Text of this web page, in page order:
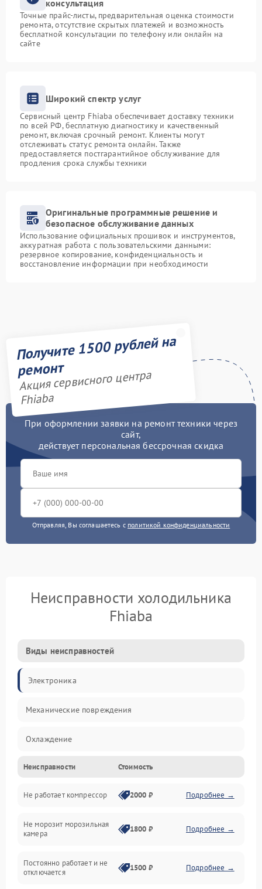
консультация
Точные прайс-листы, предварительная оценка стоимости
ремонта, отсутствие скрытых платежей и возможность
бесплатной консультации по телефону или онлайн на
сайте
Широкий спектр услуг
Сервисный центр Fhiaba обеспечивает доставку техники
по всей РФ, бесплатную диагностику и качественный
ремонт, включая срочный ремонт. Клиенты могут
отслеживать статус ремонта онлайн. Также
предоставляется постгарантийное обслуживание для
продления срока службы техники
Оригинальные программные решение и
безопасное обслуживание данных
Использование официальных прошивок и инструментов,
аккуратная работа с пользовательскими данными:
резервное копирование, конфиденциальность и
восстановление информации при необходимости
Получите 1500 рублей на
ремонт
Акция сервисного центра
Fhiaba
При оформлении заявки на ремонт техники через
сайт,
действует персональная бессрочная скидка
Отправляя, Вы соглашаетесь с политикой конфиденциальности
Неисправности холодильника
Fhiaba
Виды неисправностей
Электроника
Механические повреждения
Охлаждение
Механика
Электропитание
Дренаж
Неисправности Стоимость
Не работает компрессор 2000 ₽ Подробнее →
Не морозит морозильная
камера
1800 ₽ Подробнее →
Постоянно работает и не
отключается
1500 ₽ Подробнее →